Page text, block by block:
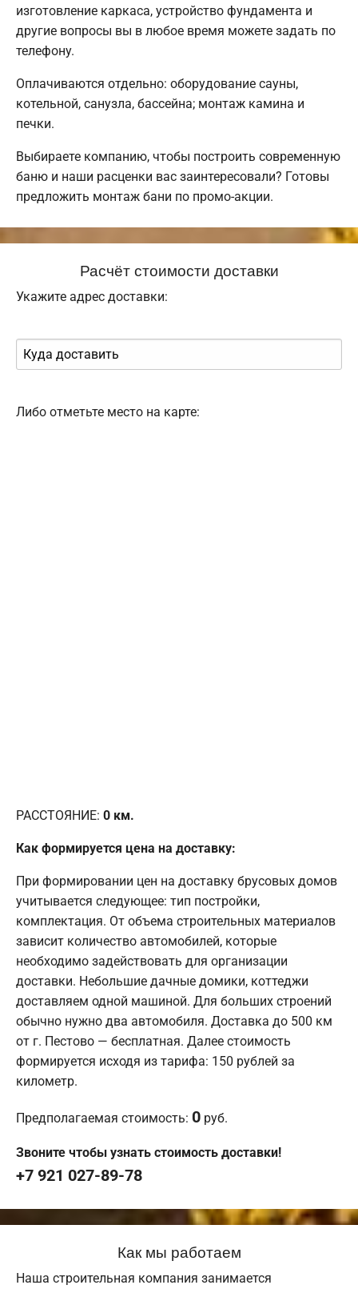
изготовление каркаса, устройство фундамента и
другие вопросы вы в любое время можете задать по
телефону.
Оплачиваются отдельно: оборудование сауны,
котельной, санузла, бассейна; монтаж камина и
печки.
Выбираете компанию, чтобы построить современную
баню и наши расценки вас заинтересовали? Готовы
предложить монтаж бани по промо-акции.
Расчёт стоимости доставки
Укажите адрес доставки:
Либо отметьте место на карте:
РАССТОЯНИЕ: 0 км.
Как формируется цена на доставку:
При формировании цен на доставку брусовых домов
учитывается следующее: тип постройки,
комплектация. От объема строительных материалов
зависит количество автомобилей, которые
необходимо задействовать для организации
доставки. Небольшие дачные домики, коттеджи
доставляем одной машиной. Для больших строений
обычно нужно два автомобиля. Доставка до 500 км
от г. Пестово — бесплатная. Далее стоимость
формируется исходя из тарифа: 150 рублей за
километр.
Предполагаемая стоимость: 0 руб.
Звоните чтобы узнать стоимость доставки!
+7 921 027-89-78
Как мы работаем
Наша строительная компания занимается